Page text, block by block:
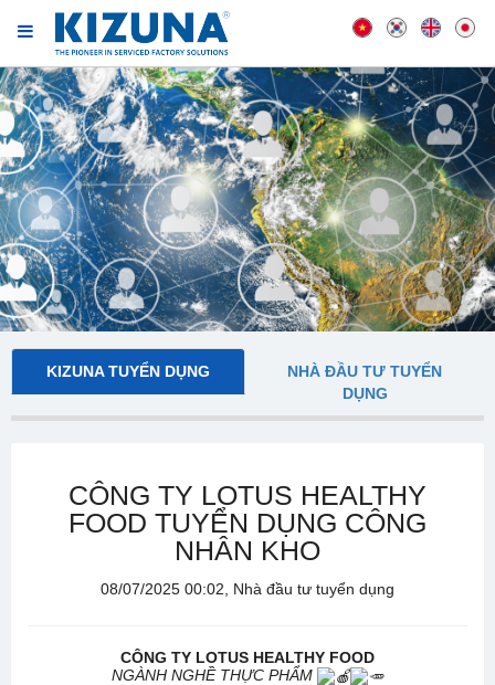
KIZUNA TUYỂN DỤNG
NHÀ ĐẦU TƯ TUYỂN
DỤNG
CÔNG TY LOTUS HEALTHY
FOOD TUYỂN DỤNG CÔNG
NHÂN KHO
08/07/2025 00:02, Nhà đầu tư tuyển dụng
CÔNG TY LOTUS HEALTHY FOOD
NGÀNH NGHỀ THỰC PHẨM